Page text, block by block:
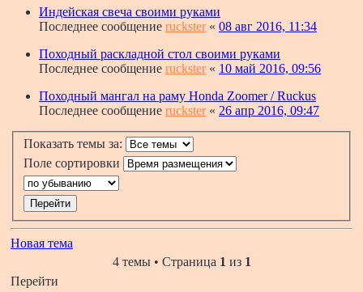
Индейская свеча своими руками
Последнее сообщение ruckster« 08 авг 2016, 11:34
Походный раскладной стол своими руками
Последнее сообщение ruckster« 10 май 2016, 09:56
Походный мангал на раму Honda Zoomer / Ruckus
Последнее сообщение ruckster« 26 апр 2016, 09:47
Показать темы за:
Поле сортировки
Новая тема
4 темы • Страница 1 из 1
Перейти